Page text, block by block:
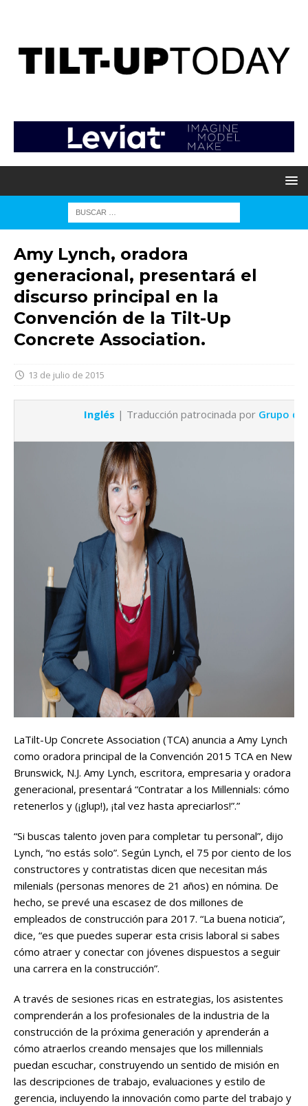
Amy Lynch, oradora
generacional, presentará el
discurso principal en la
Convención de la Tilt-Up
Concrete Association.
13 de julio de 2015
Inglés | Traducción patrocinada por Grupo
LaTilt-Up Concrete Association (TCA) anuncia a Amy Lynch
como oradora principal de la Convención 2015 TCA en New
Brunswick, N.J. Amy Lynch, escritora, empresaria y oradora
generacional, presentará “Contratar a los Millennials: cómo
retenerlos y (¡glup!), ¡tal vez hasta apreciarlos!”.”
“Si buscas talento joven para completar tu personal”, dijo
Lynch, “no estás solo”. Según Lynch, el 75 por ciento de los
constructores y contratistas dicen que necesitan más
milenials (personas menores de 21 años) en nómina. De
hecho, se prevé una escasez de dos millones de
empleados de construcción para 2017. “La buena noticia”,
dice, “es que puedes superar esta crisis laboral si sabes
cómo atraer y conectar con jóvenes dispuestos a seguir
una carrera en la construcción”.
A través de sesiones ricas en estrategias, los asistentes
comprenderán a los profesionales de la industria de la
construcción de la próxima generación y aprenderán a
cómo atraerlos creando mensajes que los millennials
puedan escuchar, construyendo un sentido de misión en
las descripciones de trabajo, evaluaciones y estilo de
gerencia, incluyendo la innovación como parte del trabajo y